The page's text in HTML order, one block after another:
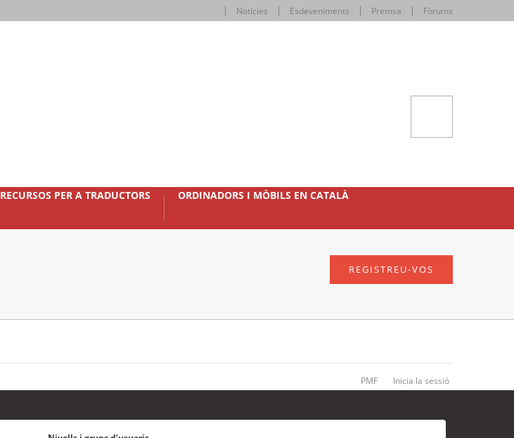
Notícies Esdeveniments Premsa Fòrums
RECURSOS PER A TRADUCTORS ORDINADORS I MÒBILS EN CATALÀ
REGISTREU-VOS
PMF Inicia la sessió